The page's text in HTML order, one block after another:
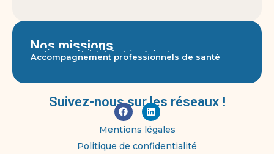
Nos missions
Accès aux soins
Parcours pluri-professionnels
Actions territoriales de prévention
Réponse aux crises sanitaires graves
Accompagnement professionnels de santé
Suivez-nous sur les réseaux !
Mentions légales
Politique de confidentialité